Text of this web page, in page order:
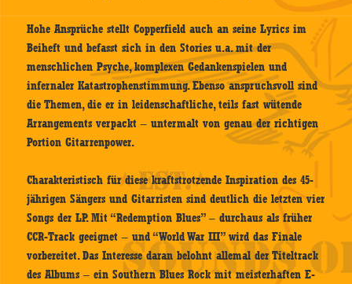
Hohe Ansprüche stellt Copperfield auch an seine Lyrics im
Beiheft und befasst sich in den Stories u.a. mit der
menschlichen Psyche, komplexen Gedankenspielen und
infernaler Katastrophenstimmung. Ebenso anspruchsvoll sind
die Themen, die er in leidenschaftliche, teils fast wütende
Arrangements verpackt – untermalt von genau der richtigen
Portion Gitarrenpower.
Charakteristisch für diese kraftstrotzende Inspiration des 45-
jährigen Sängers und Gitarristen sind deutlich die letzten vier
Songs der LP. Mit “Redemption Blues” – durchaus als früher
CCR-Track geeignet – und “World War III” wird das Finale
vorbereitet. Das Interesse daran belohnt allemal der Titeltrack
des Albums – ein Southern Blues Rock mit meisterhaften E-